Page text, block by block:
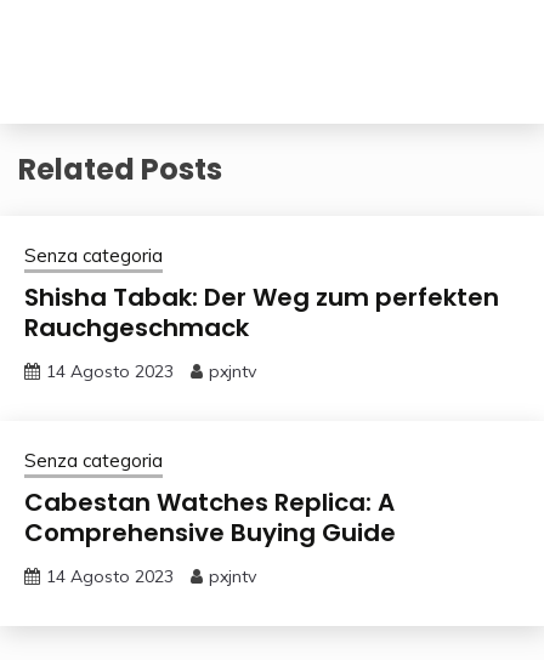
Related Posts
Senza categoria
Shisha Tabak: Der Weg zum perfekten
Rauchgeschmack
14 Agosto 2023 pxjntv
Senza categoria
Cabestan Watches Replica: A
Comprehensive Buying Guide
14 Agosto 2023 pxjntv